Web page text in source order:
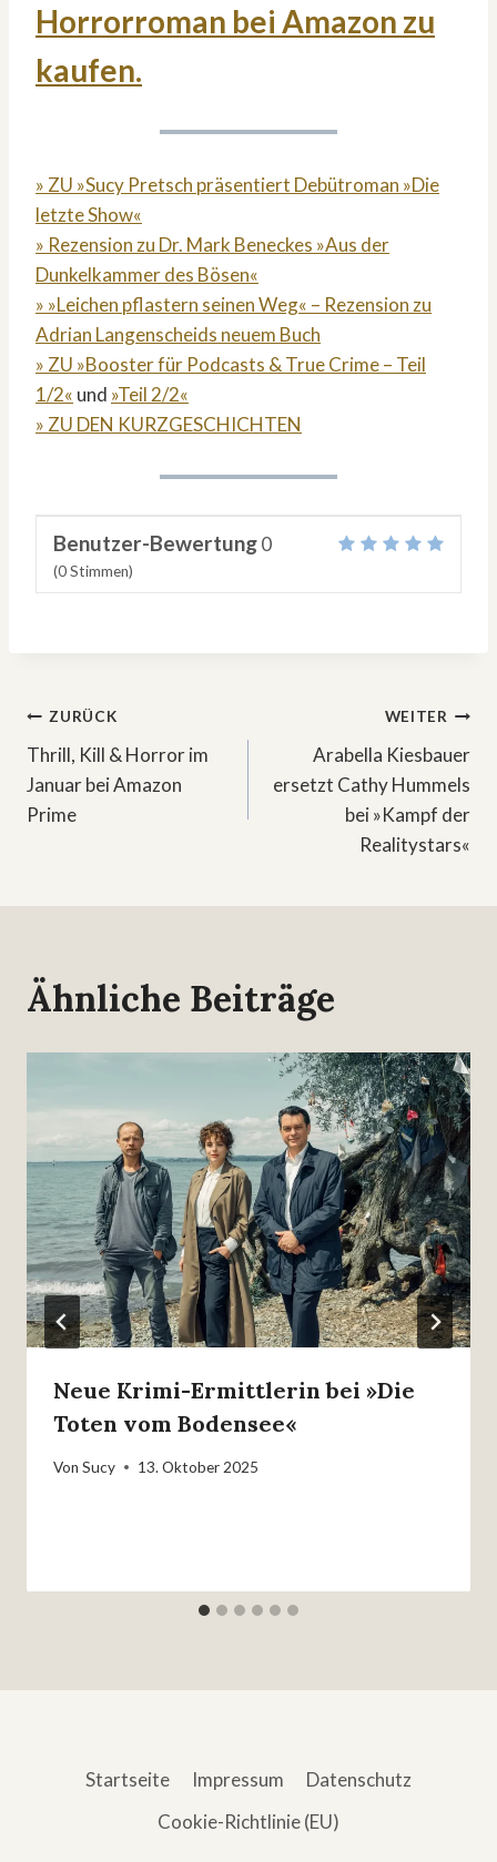
Horrorroman bei Amazon zu
kaufen.
» ZU »Sucy Pretsch präsentiert Debütroman »Die
letzte Show«
» Rezension zu Dr. Mark Beneckes »Aus der
Dunkelkammer des Bösen«
» »Leichen pflastern seinen Weg« – Rezension zu
Adrian Langenscheids neuem Buch
» ZU »Booster für Podcasts & True Crime – Teil
1/2« und »Teil 2/2«
» ZU DEN KURZGESCHICHTEN
Benutzer-Bewertung0
(0Stimmen)
Beitragsnavigation
ZURÜCK
Thrill, Kill & Horror im
Januar bei Amazon
Prime
WEITER
Arabella Kiesbauer
ersetzt Cathy Hummels
bei »Kampf der
Realitystars«
Ähnliche Beiträge
Neue Krimi-Ermittlerin bei »Die
Toten vom Bodensee«
Von Sucy 13. Oktober 2025
Startseite Impressum
Datenschutz
Cookie-Richtlinie (EU)